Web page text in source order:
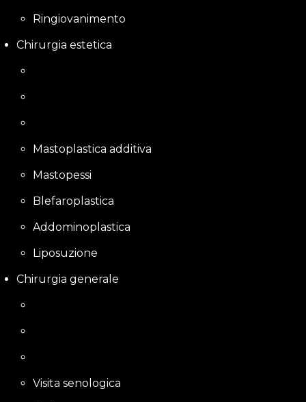
Ringiovanimento
Chirurgia estetica
Mastoplastica additiva
Mastopessi
Blefaroplastica
Addominoplastica
Liposuzione
Chirurgia generale
Visita senologica